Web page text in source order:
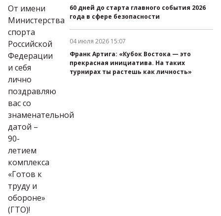
От имени
Министерства
спорта
Российской
Федерации
и себя
лично
поздравляю
вас со
знаменательной
датой –
90-
летием
комплекса
«Готов к
труду и
обороне»
(ГТО)!
Дата публикации:
60 дней до старта главного события 2026
года в сфере безопасности
Дата публикации:
04 июля 2026 15:07
Франк Артига: «Кубок Востока — это
прекрасная инициатива. На таких
турнирах ты растешь как личность»